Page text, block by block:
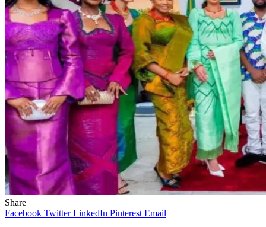
Share
Facebook Twitter LinkedIn Pinterest Email